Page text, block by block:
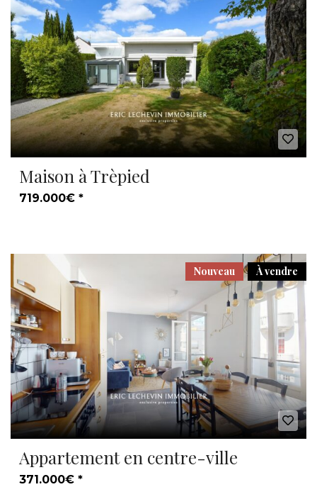
Maison à Trèpied
719.000€ *
À vendre
Nouveau
Appartement en centre-ville
371.000€ *